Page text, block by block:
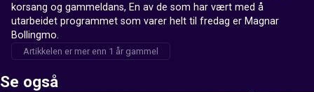
korsang og gammeldans, En av de som har vært med å
utarbeidet programmet som varer helt til fredag er Magnar
Bollingmo.
Artikkelen er mer enn 1 år gammel
Se også